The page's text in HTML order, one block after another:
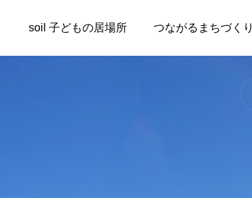
soil 子どもの居場所 つながるまちづくり